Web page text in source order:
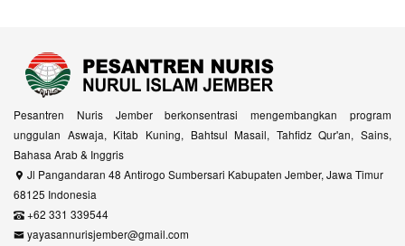
Pesantren Nuris Jember berkonsentrasi mengembangkan program
unggulan Aswaja, Kitab Kuning, Bahtsul Masail, Tahfidz Qur'an, Sains,
Bahasa Arab & Inggris
Jl Pangandaran 48 Antirogo Sumbersari Kabupaten Jember, Jawa Timur
68125 Indonesia
+62 331 339544
yayasannurisjember@gmail.com